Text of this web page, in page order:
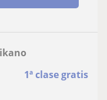
1ª clase gratis